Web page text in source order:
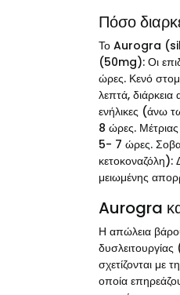
Πόσο
Το Aurogra
(50mg): Οι
ώρες. Κενό
λεπτά,
ενήλικες (άνω
8 ώρες.
5- 7 ώρες.
μειωμένης
Aurogra
Η απώλεια
σχετίζονται
οποία